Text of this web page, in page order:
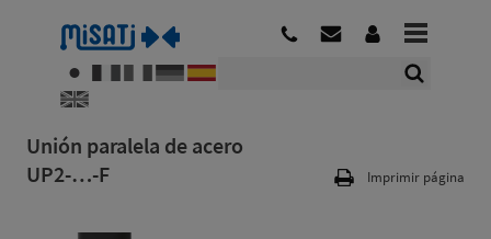
Unión paralela de acero
UP2-…-F
Imprimir página